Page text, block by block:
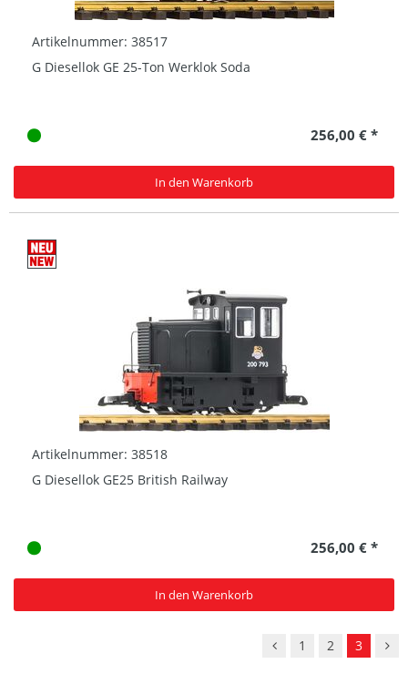
Artikelnummer: 38517
G Diesellok GE 25-Ton Werklok Soda
256,00 € *
In den Warenkorb
Artikelnummer: 38518
G Diesellok GE25 British Railway
256,00 € *
In den Warenkorb
1 2 3